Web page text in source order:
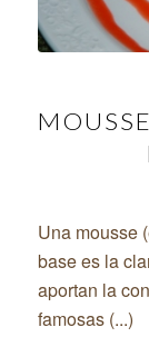
Una mousse
base es la
aportan la
famosas (...)